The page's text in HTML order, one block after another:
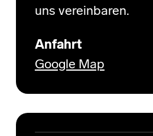
uns vereinbaren.
Anfahrt
Google Map